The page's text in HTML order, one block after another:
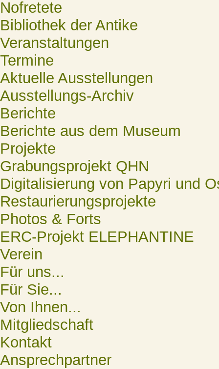
Nofretete
Bibliothek der Antike
Veranstaltungen
Termine
Aktuelle Ausstellungen
Ausstellungs-Archiv
Berichte
Berichte aus dem Museum
Projekte
Grabungsprojekt QHN
Digitalisierung von Papyri und
Restaurierungsprojekte
Photos & Forts
ERC-Projekt ELEPHANTINE
Verein
Für uns...
Für Sie...
Von Ihnen...
Mitgliedschaft
Kontakt
Ansprechpartner